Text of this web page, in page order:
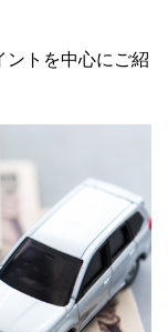
ントを中心にご紹